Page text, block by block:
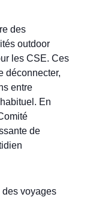
des
outdoor
les CSE. Ces
déconnecter,
entre
En
de
voyages